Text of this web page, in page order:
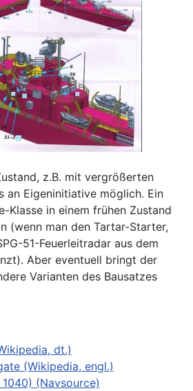
z.B. mit vergrößerten
an Eigeninitiative möglich. Ein
Klasse in einem frühen Zustand
(wenn man den Tartar-Starter,
51-Feuerleitradar aus dem
Aber eventuell bringt der
Varianten des Bausatzes
dt.)
(Wikipedia, engl.)
(Navsource)